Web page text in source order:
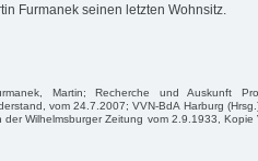
Furmanek seinen letzten Wohnsitz.
Martin; Recherche und Auskunft
vom 24.7.2007; VVN-BdA Harburg
der Wilhelmsburger Zeitung vom 2.9.1933, Kopie